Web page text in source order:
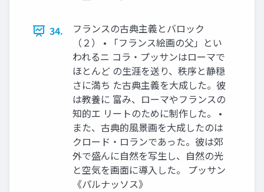
34.
フランスの古典主義とバロック
（２） • 「フランス絵画の父」とい
われるニ コラ・プッサンはローマで
ほとんど の生涯を送り、秩序と静穏
さに満ち た古典主義を大成した。彼
は教養に 富み、ローマやフランスの
知的エ リートのために制作した。 •
また、古典的風景画を大成したのは
クロード・ロランであった。彼は郊
外で盛んに自然を写生し、自然の光
と空気を画面に導入した。 プッサン
《パルナッソス》